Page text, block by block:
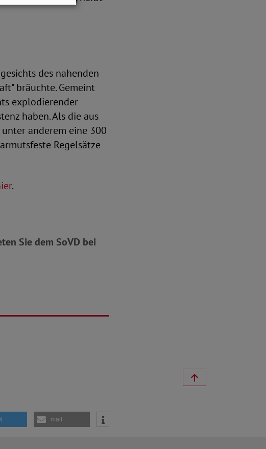
des nahenden
bräuchte. Gemeint
explodierender
haben. Als die aus
anderem eine 300
Regelsätze
.
Sie dem SoVD bei
mail